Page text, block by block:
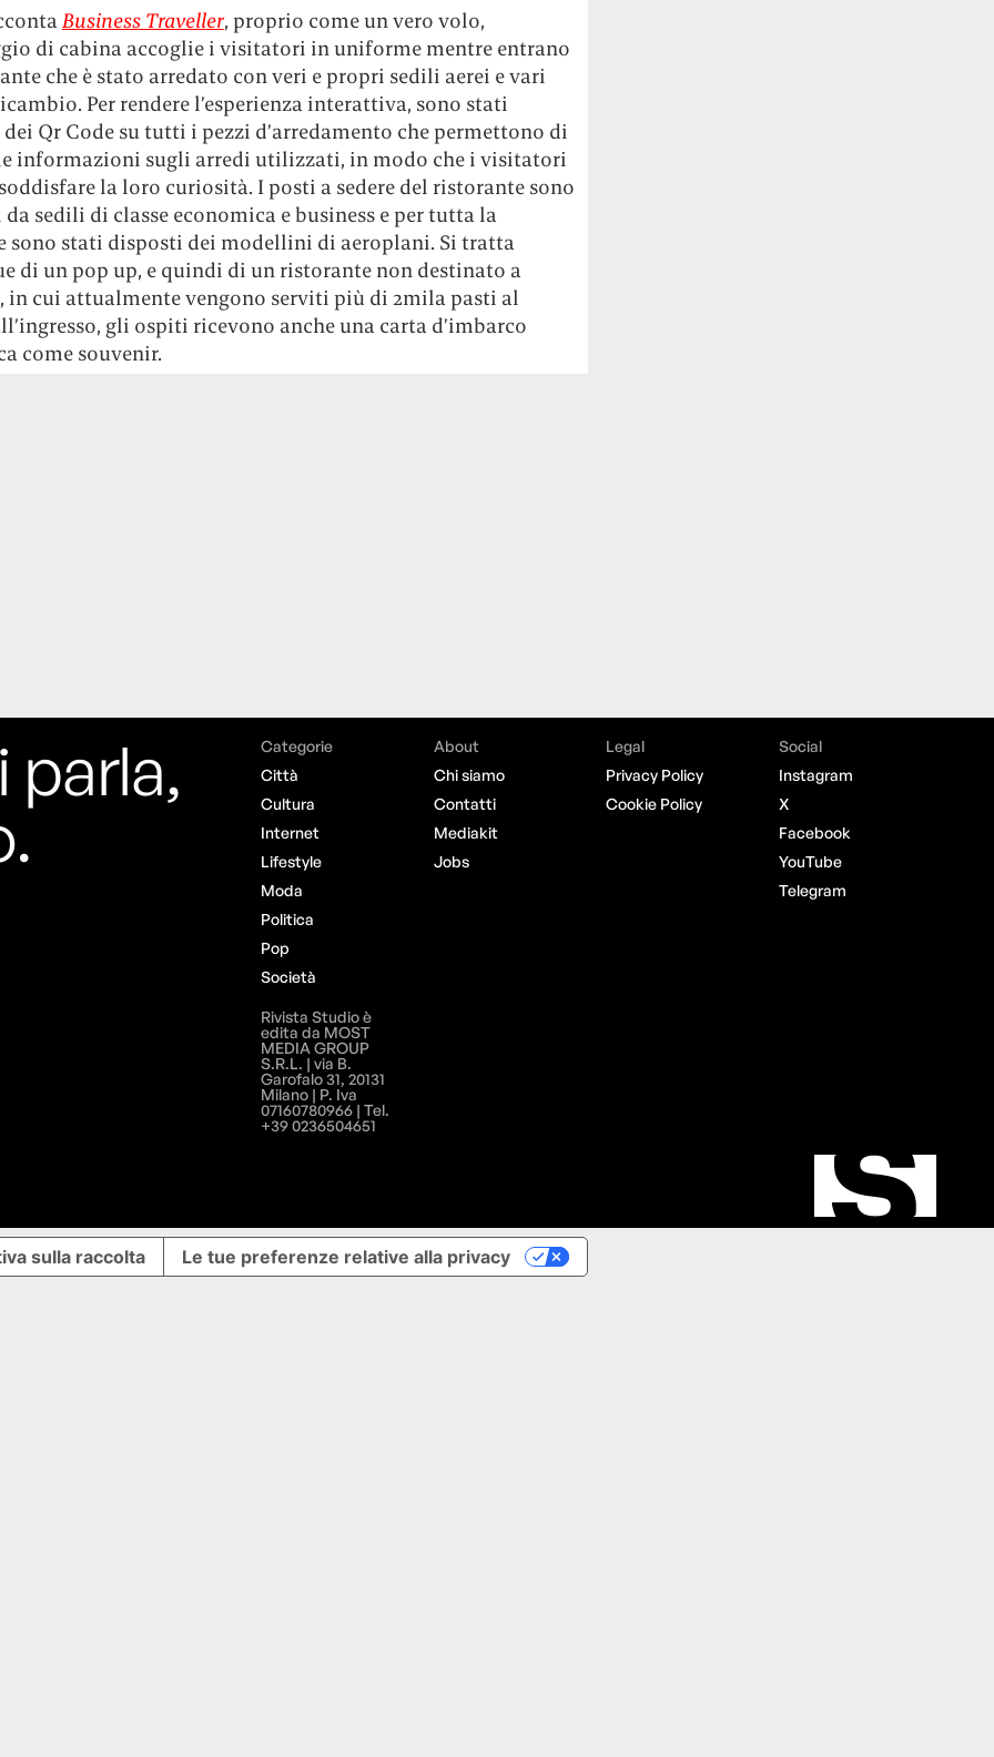
Business Traveller, proprio come un vero volo,
di cabina accoglie i visitatori in uniforme mentre entrano
che è stato arredato con veri e propri sedili aerei e vari
Per rendere l’esperienza interattiva, sono stati
Qr Code su tutti i pezzi d’arredamento che permettono di
informazioni sugli arredi utilizzati, in modo che i visitatori
la loro curiosità. I posti a sedere del ristorante sono
sedili di classe economica e business e per tutta la
sono stati disposti dei modellini di aeroplani. Si tratta
di un pop up, e quindi di un ristorante non destinato a
in cui attualmente vengono serviti più di 2mila pasti al
gli ospiti ricevono anche una carta d’imbarco
come souvenir.
parla,
Categorie
Città
Cultura
Internet
Lifestyle
Moda
Politica
Pop
Società
About
Chi siamo
Contatti
Mediakit
Jobs
Legal
Privacy Policy
Cookie Policy
Social
Instagram
X
Facebook
YouTube
Telegram
Rivista Studio è
edita da MOST
MEDIA GROUP
S.R.L. | via B.
Garofalo 31, 20131
Milano | P. Iva
07160780966 | Tel.
+39 0236504651
sulla raccolta Le tue preferenze relative alla privacy